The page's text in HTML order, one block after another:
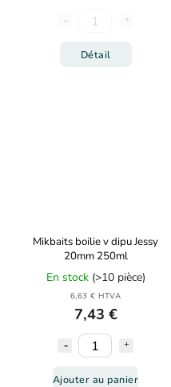
Détail
Mikbaits boilie v dipu Jessy
20mm 250ml
En stock (>10 pièce)
6,63 € HTVA
7,43 €
Ajouter au panier